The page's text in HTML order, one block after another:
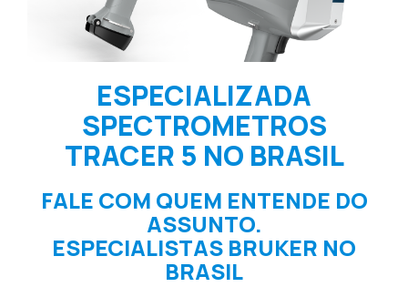
ESPECIALIZADA
SPECTROMETROS
TRACER 5 NO BRASIL
FALE COM QUEM ENTENDE DO
ASSUNTO.
ESPECIALISTAS BRUKER NO
BRASIL